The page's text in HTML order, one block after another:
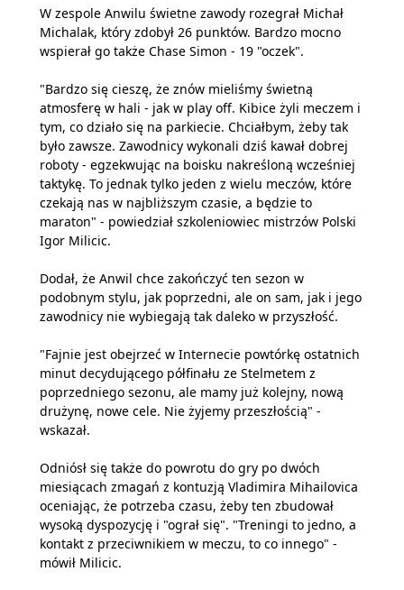
W zespole Anwilu świetne zawody rozegrał Michał
Michalak, który zdobył 26 punktów. Bardzo mocno
wspierał go także Chase Simon - 19 "oczek".
"Bardzo się cieszę, że znów mieliśmy świetną
atmosferę w hali - jak w play off. Kibice żyli meczem i
tym, co działo się na parkiecie. Chciałbym, żeby tak
było zawsze. Zawodnicy wykonali dziś kawał dobrej
roboty - egzekwując na boisku nakreśloną wcześniej
taktykę. To jednak tylko jeden z wielu meczów, które
czekają nas w najbliższym czasie, a będzie to
maraton" - powiedział szkoleniowiec mistrzów Polski
Igor Milicic.
Dodał, że Anwil chce zakończyć ten sezon w
podobnym stylu, jak poprzedni, ale on sam, jak i jego
zawodnicy nie wybiegają tak daleko w przyszłość.
"Fajnie jest obejrzeć w Internecie powtórkę ostatnich
minut decydującego półfinału ze Stelmetem z
poprzedniego sezonu, ale mamy już kolejny, nową
drużynę, nowe cele. Nie żyjemy przeszłością" -
wskazał.
Odniósł się także do powrotu do gry po dwóch
miesiącach zmagań z kontuzją Vladimira Mihailovica
oceniając, że potrzeba czasu, żeby ten zbudował
wysoką dyspozycję i "ograł się". "Treningi to jedno, a
kontakt z przeciwnikiem w meczu, to co innego" -
mówił Milicic.